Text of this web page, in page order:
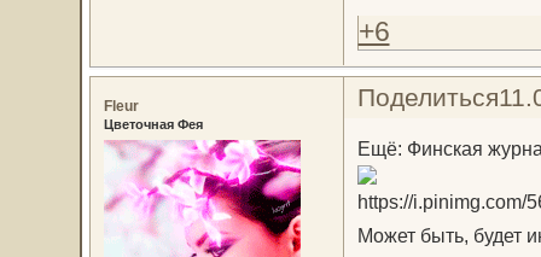
+6
Поделиться
Fleur
Цветочная Фея
Ещё: Финская
Может быть, будет